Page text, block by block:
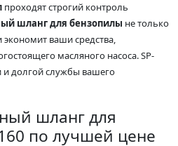
проходят строгий контроль
шланг для бензопилы не только
экономит ваши средства,
масляного насоса. SP-
и долгой службы вашего
шланг для
по лучшей цене